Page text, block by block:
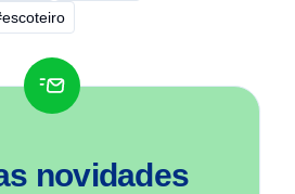
novidades